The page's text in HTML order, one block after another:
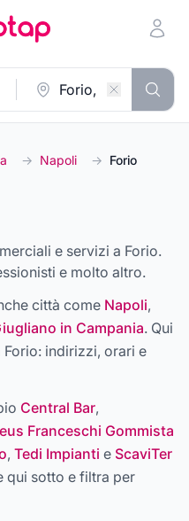
→ Napoli → Forio
e servizi a Forio.
e molto altro.
città come Napoli,
in Campania. Qui
Forio: indirizzi, orari e
Central Bar,
Franceschi Gommista
, Tedi Impianti e ScaviTer
qui sotto e filtra per